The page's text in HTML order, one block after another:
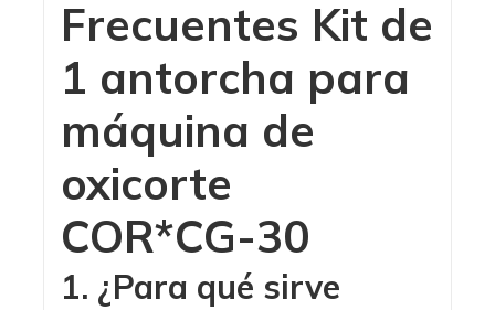
Frecuentes Kit de
1 antorcha para
máquina de
oxicorte
COR*CG-30
1. ¿Para qué sirve